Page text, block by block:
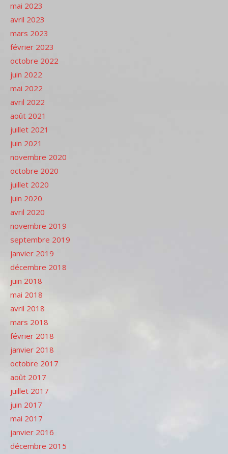
mai 2023
avril 2023
mars 2023
février 2023
octobre 2022
juin 2022
mai 2022
avril 2022
août 2021
juillet 2021
juin 2021
novembre 2020
octobre 2020
juillet 2020
juin 2020
avril 2020
novembre 2019
septembre 2019
janvier 2019
décembre 2018
juin 2018
mai 2018
avril 2018
mars 2018
février 2018
janvier 2018
octobre 2017
août 2017
juillet 2017
juin 2017
mai 2017
janvier 2016
décembre 2015